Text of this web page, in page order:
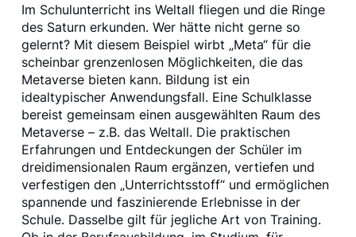
Im Schulunterricht ins Weltall fliegen und die Ringe
des Saturn erkunden. Wer hätte nicht gerne so
gelernt? Mit diesem Beispiel wirbt „Meta“ für die
scheinbar grenzenlosen Möglichkeiten, die das
Metaverse bieten kann. Bildung ist ein
idealtypischer Anwendungsfall. Eine Schulklasse
bereist gemeinsam einen ausgewählten Raum des
Metaverse – z.B. das Weltall. Die praktischen
Erfahrungen und Entdeckungen der Schüler im
dreidimensionalen Raum ergänzen, vertiefen und
verfestigen den „Unterrichtsstoff“ und ermöglichen
spannende und faszinierende Erlebnisse in der
Schule. Dasselbe gilt für jegliche Art von Training.